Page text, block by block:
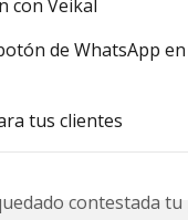
con Veikal
de WhatsApp
tus clientes
contestada